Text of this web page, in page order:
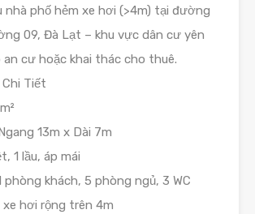
nhà phố hẻm xe hơi (>4m) tại đường
09, Đà Lạt – khu vực dân cư yên
cư hoặc khai thác cho thuê.
Tiết
13m x Dài 7m
1 lầu, áp mái
phòng khách, 5 phòng ngủ, 3 WC
hơi rộng trên 4m